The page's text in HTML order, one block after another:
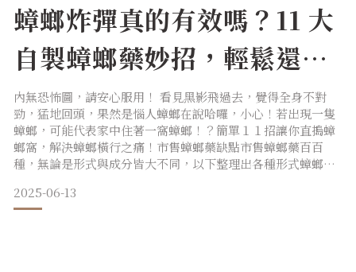
蟑螂炸彈真的有效嗎？11 大
自製蟑螂藥妙招，輕鬆還你
無蟑之家！
內無恐怖圖，請安心服用！ 看見黑影飛過去，覺得全身不對
勁，猛地回頭，果然是惱人蟑螂在說哈囉，小心！若出現一隻
蟑螂，可能代表家中住著一窩蟑螂！？簡單１１招讓你直搗蟑
螂窩，解決蟑螂橫行之痛！市售蟑螂藥缺點市售蟑螂藥百百
種，無論是形式與成分皆大不同，以下整理出各種形式蟑螂藥
風險。蟑螂屋：容易踩到，忘記更換還容易孳生細菌。水煙
式：使用時人畜無法待在室內，使用後還需擦拭家具，以免引
2025-06-13